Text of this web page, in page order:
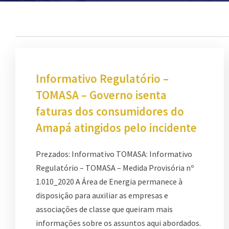
Informativo Regulatório –
TOMASA – Governo isenta
faturas dos consumidores do
Amapá atingidos pelo incidente
Prezados: Informativo TOMASA: Informativo
Regulatório – TOMASA – Medida Provisória nº
1.010_2020 A Área de Energia permanece à
disposição para auxiliar as empresas e
associações de classe que queiram mais
informações sobre os assuntos aqui abordados.